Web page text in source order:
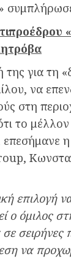
για τη
να
στη
το
επιλογή
ο όμιλος
σε
να